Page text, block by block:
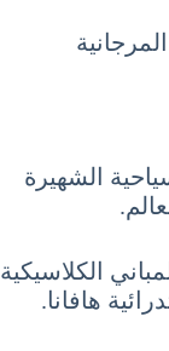
الشهيرة
الكلاسيكية
هافانا.